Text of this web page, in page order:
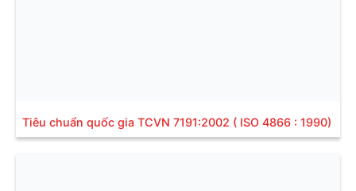
Tiêu chuẩn quốc gia TCVN 7191:2002 ( ISO 4866 : 1990)